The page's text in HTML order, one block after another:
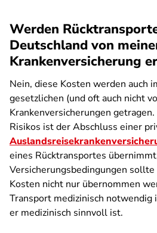
Werden
Deutschland von
Krankenversicherung
Nein, diese Kosten werden auch
gesetzlichen (und oft auch nicht
Krankenversicherungen
Risikos ist der Abschluss einer
eines Rücktransportes
Versicherungsbedingungen
Kosten nicht nur übernommen
Transport medizinisch notwendig
er medizinisch sinnvoll ist.